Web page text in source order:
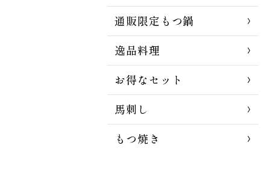
通販限定もつ鍋
逸品料理
お得なセット
馬刺し
もつ焼き